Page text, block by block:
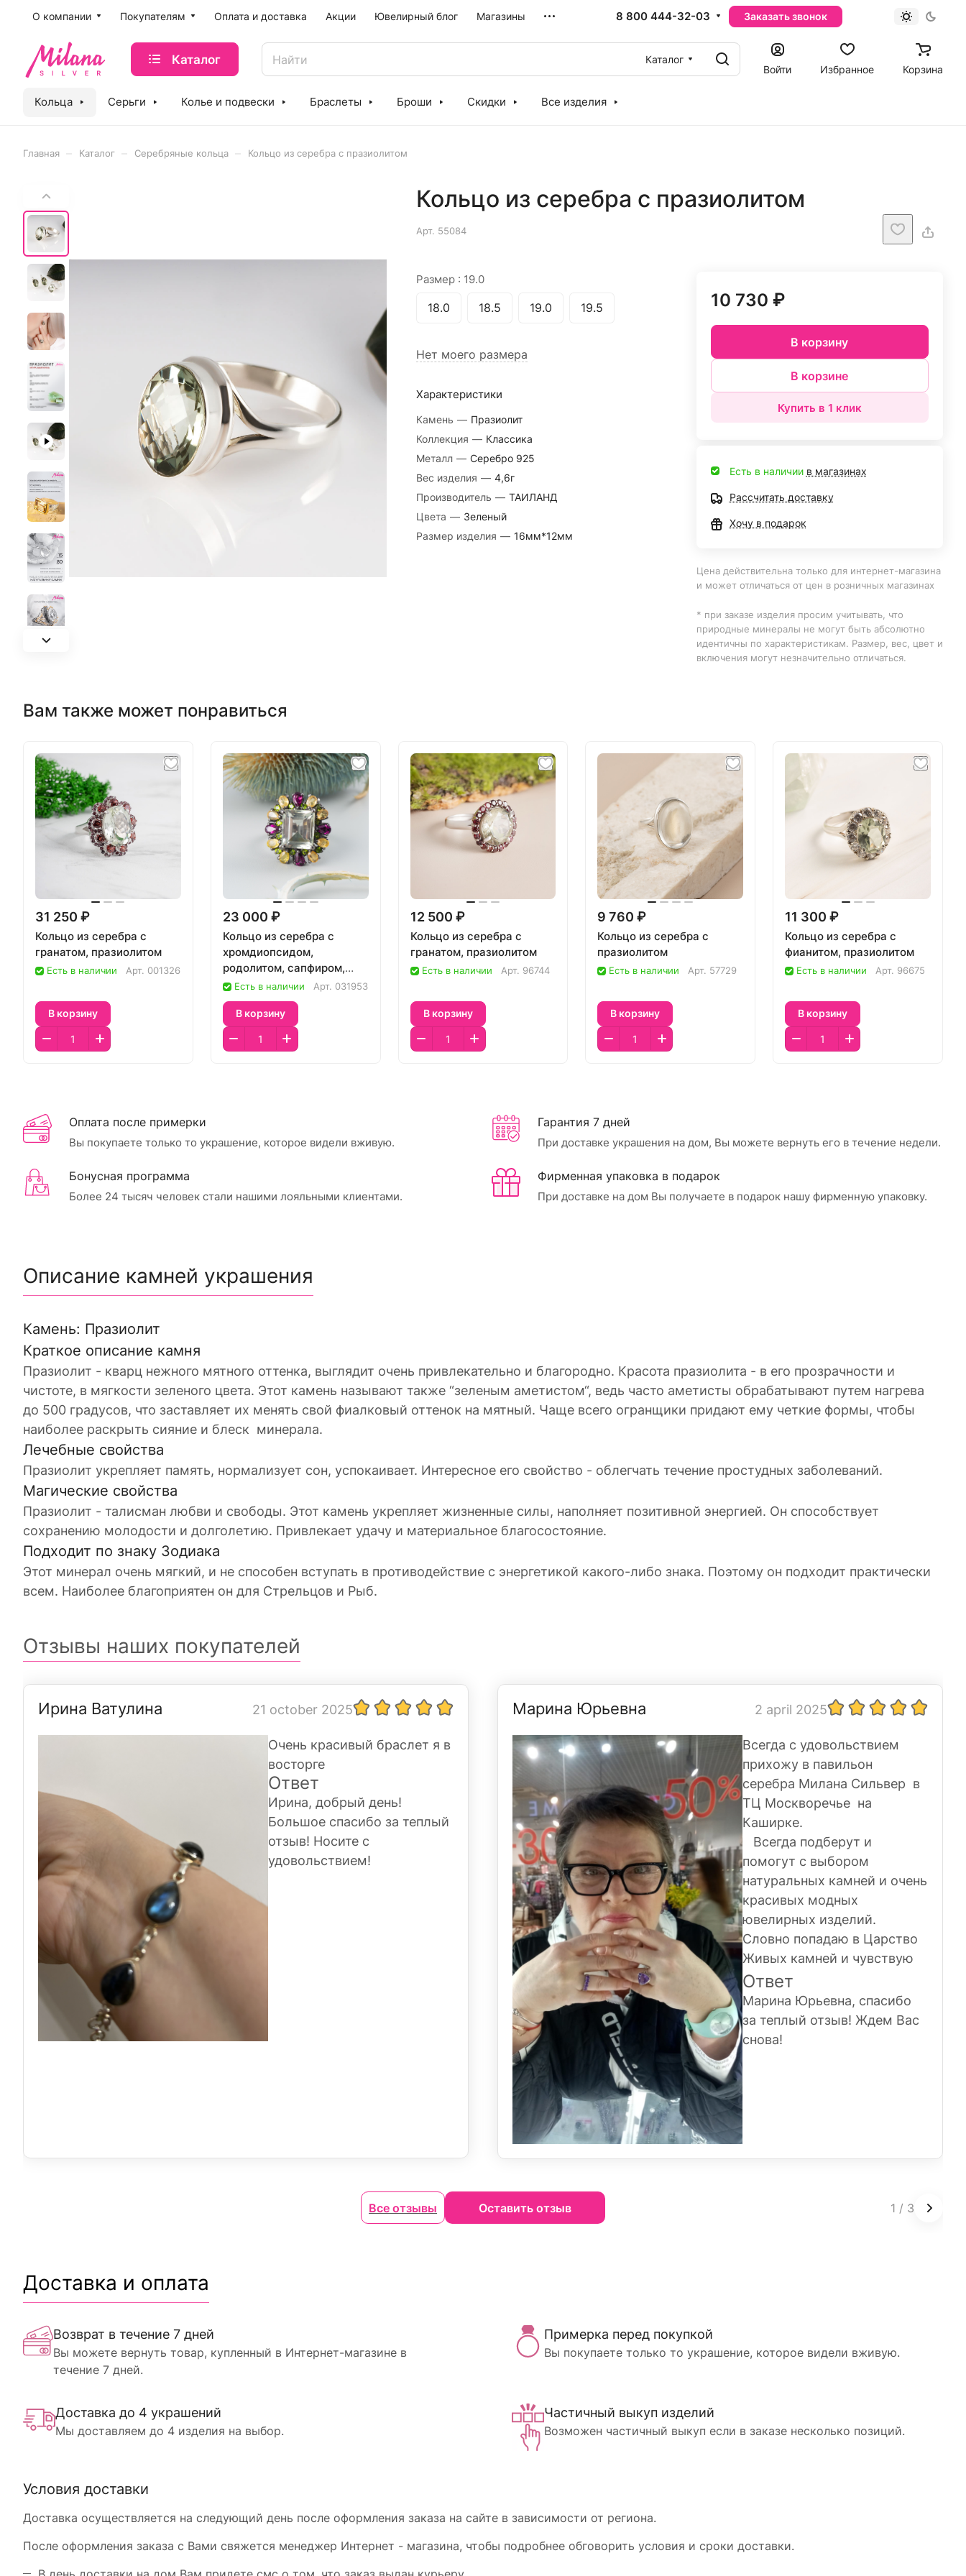
O компании Покупателям Оплата и доставка Акции Ювелирный блог Магазины 8 800 444-32-03 Заказать звонок
Каталог
Каталог
Войти
Избранное Корзина
Кольца Серьги Колье и подвески Браслеты Броши Скидки Все изделия
Главная Каталог Серебряные кольца Кольцо из серебра с празиолитом
Кольцо из серебра с празиолитом
Арт. 55084
Размер : 19.0
18.0 18.5 19.0 19.5
Нет моего размера
Характеристики
Камень — Празиолит
Коллекция — Классика
Металл — Серебро 925
Вес изделия — 4,6г
Производитель — ТАИЛАНД
Цвета — Зеленый
Размер изделия — 16мм*12мм
10 730 ₽
В корзину
В корзине
Купить в 1 клик
Есть в наличии в магазинах
Рассчитать доставку
Хочу в подарок
Цена действительна только для интернет-магазина
и может отличаться от цен в розничных магазинах
* при заказе изделия просим учитывать, что
природные минералы не могут быть абсолютно
идентичны по характеристикам. Размер, вес, цвет и
включения могут незначительно отличаться.
Вам также может понравиться
31 250 ₽
Кольцо из серебра с
гранатом, празиолитом
Есть в наличии Арт. 001326
В корзину
23 000 ₽
Кольцо из серебра с
хромдиопсидом,
родолитом, сапфиром,
празиолитом
Есть в наличии Арт. 031953
В корзину
12 500 ₽
Кольцо из серебра с
гранатом, празиолитом
Есть в наличии Арт. 96744
В корзину
9 760 ₽
Кольцо из серебра с
празиолитом
Есть в наличии Арт. 57729
В корзину
11 300 ₽
Кольцо из серебра с
фианитом, празиолитом
Есть в наличии Арт. 96675
В корзину
Оплата после примерки
Вы покупаете только то украшение, которое видели вживую.
Гарантия 7 дней
При доставке украшения на дом, Вы можете вернуть его в течение недели.
Бонусная программа
Более 24 тысяч человек стали нашими лояльными клиентами.
Фирменная упаковка в подарок
При доставке на дом Вы получаете в подарок нашу фирменную упаковку.
Описание камней украшения
Камень: Празиолит
Краткое описание камня
Празиолит - кварц нежного мятного оттенка, выглядит очень привлекательно и благородно. Красота празиолита - в его прозрачности и
чистоте, в мягкости зеленого цвета. Этот камень называют также “зеленым аметистом“, ведь часто аметисты обрабатывают путем нагрева
до 500 градусов, что заставляет их менять свой фиалковый оттенок на мятный. Чаще всего огранщики придают ему четкие формы, чтобы
наиболее раскрыть сияние и блеск минерала.
Лечебные свойства
Празиолит укрепляет память, нормализует сон, успокаивает. Интересное его свойство - облегчать течение простудных заболеваний.
Магические свойства
Празиолит - талисман любви и свободы. Этот камень укрепляет жизненные силы, наполняет позитивной энергией. Он способствует
сохранению молодости и долголетию. Привлекает удачу и материальное благосостояние.
Подходит по знаку Зодиака
Этот минерал очень мягкий, и не способен вступать в противодействие с энергетикой какого-либо знака. Поэтому он подходит практически
всем. Наиболее благоприятен он для Стрельцов и Рыб.
Отзывы наших покупателей
Ирина Ватулина 21 october 2025
Очень красивый браслет я в
восторге
Ответ
Ирина, добрый день!
Большое спасибо за теплый
отзыв! Носите с
удовольствием!
Марина Юрьевна 2 april 2025
Всегда с удовольствием
прихожу в павильон
серебра Милана Сильвер в
ТЦ Москворечье на
Каширке.
Всегда подберут и
помогут с выбором
натуральных камней и очень
красивых модных
ювелирных изделий.
Словно попадаю в Царство
Живых камней и чувствую
себя в этих украшениях
Хозяйкой Медной горы.
Спасибо Вам за то, что Вы
есть и даёте ощущение
Ответ
Марина Юрьевна, спасибо
за теплый отзыв! Ждем Вас
снова!
1 / 3
Все отзывы Оставить отзыв
Доставка и оплата
Возврат в течение 7 дней
Вы можете вернуть товар, купленный в Интернет-магазине в
течение 7 дней.
Примерка перед покупкой
Вы покупаете только то украшение, которое видели вживую.
Доставка до 4 украшений
Мы доставляем до 4 изделия на выбор.
Частичный выкуп изделий
Возможен частичный выкуп если в заказе несколько позиций.
Условия доставки
Доставка осуществляется на следующий день после оформления заказа на сайте в зависимости от региона.
После оформления заказа с Вами свяжется менеджер Интернет - магазина, чтобы подробнее обговорить условия и сроки доставки.